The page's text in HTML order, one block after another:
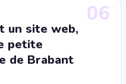
06
un site web,
petite
de Brabant